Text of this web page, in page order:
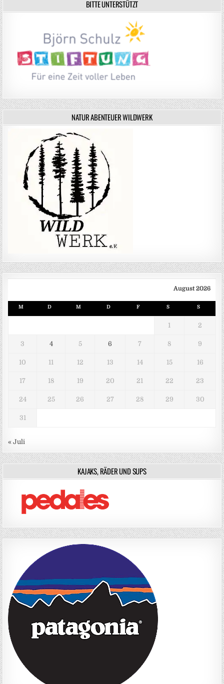
BITTE UNTERSTÜTZT
NATUR ABENTEUER WILDWERK
August 2026
M D M D F S S
1 2
3 4 5 6 7 8 9
10 11 12 13 14 15 16
17 18 19 20 21 22 23
24 25 26 27 28 29 30
31
« Juli
KAJAKS, RÄDER UND SUPS